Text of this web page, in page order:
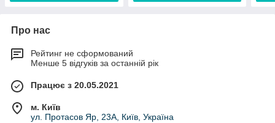
Про нас
Рейтинг не сформований
Менше 5 відгуків за останній рік
Працює з 20.05.2021
м. Київ
ул. Протасов Яр, 23А, Київ, Україна